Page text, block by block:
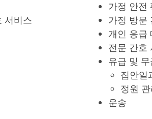
서비스
가정 안전
가정 방문
개인 응급
전문 간호
유급 및
집안일
정원
운송